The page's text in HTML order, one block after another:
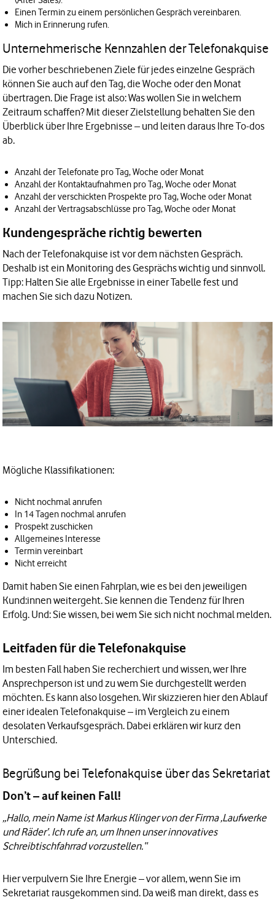
Einen Termin zu einem persönlichen Gespräch vereinbaren.
Mich in Erinnerung rufen.
Unternehmerische Kennzahlen der Telefonakquise
Die vorher beschriebenen Ziele für jedes einzelne Gespräch
können Sie auch auf den Tag, die Woche oder den Monat
übertragen. Die Frage ist also: Was wollen Sie in welchem
Zeitraum schaffen? Mit dieser Zielstellung behalten Sie den
Überblick über Ihre Ergebnisse – und leiten daraus Ihre To-dos
ab.
Anzahl der Telefonate pro Tag, Woche oder Monat
Anzahl der Kontaktaufnahmen pro Tag, Woche oder Monat
Anzahl der verschickten Prospekte pro Tag, Woche oder Monat
Anzahl der Vertragsabschlüsse pro Tag, Woche oder Monat
Kundengespräche richtig bewerten
Nach der Telefonakquise ist vor dem nächsten Gespräch.
Deshalb ist ein Monitoring des Gesprächs wichtig und sinnvoll.
Tipp: Halten Sie alle Ergebnisse in einer Tabelle fest und
machen Sie sich dazu Notizen.
Mögliche Klassifikationen:
Nicht nochmal anrufen
In 14 Tagen nochmal anrufen
Prospekt zuschicken
Allgemeines Interesse
Termin vereinbart
Nicht erreicht
Damit haben Sie einen Fahrplan, wie es bei den jeweiligen
Kund:innen weitergeht. Sie kennen die Tendenz für Ihren
Erfolg. Und: Sie wissen, bei wem Sie sich nicht nochmal melden.
Leitfaden für die Telefonakquise
Im besten Fall haben Sie recherchiert und wissen, wer Ihre
Ansprechperson ist und zu wem Sie durchgestellt werden
möchten. Es kann also losgehen. Wir skizzieren hier den Ablauf
einer idealen Telefonakquise – im Vergleich zu einem
desolaten Verkaufsgespräch. Dabei erklären wir kurz den
Unterschied.
Begrüßung bei Telefonakquise über das Sekretariat
Don’t – auf keinen Fall!
„Hallo, mein Name ist Markus Klinger von der Firma ‚Laufwerke
und Räder‘. Ich rufe an, um Ihnen unser innovatives
Schreibtischfahrrad vorzustellen.“
Hier verpulvern Sie Ihre Energie – vor allem, wenn Sie im
Sekretariat rausgekommen sind. Da weiß man direkt, dass es